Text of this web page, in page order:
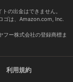
の出金はできません。
ゴは、Amazon.com, Inc.
フー株式会社の登録商標ま
利用規約